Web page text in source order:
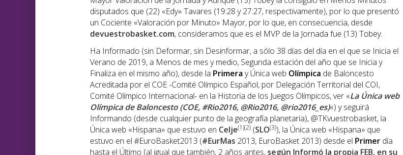
disputados que (22) «Edy» Tavares (19:28 y 27:27, respectivamente), por lo que presentó
un Cociente «Valoración por Minuto» Mayor, por lo que, en consecuencia, desde
devuestrobasket.com, consideramos que es el MVP de la Jornada fue (13) Tobey.
Ha Informado (sin Deformar, sin Desinformar, a sólo 38 días del día en el que se Inicia el
Verano de 2019, a Menos de mes y medio, Segunda estación del año que se Inicia y
Finaliza en el mismo año), desde la Primera y Única web Olímpica de Baloncesto
Acreditada por el COE -Comité Olímpico Español, por Delegación Territorial del COI,
Comité Olímpico Internacional- en la Historia de los Juegos Olímpicos, ver «La Única web
Olímpica de Baloncesto (COE, #Rio2016, @Rio2016, @rio2016_es)«) y seguirá
Informando (desde cualquier punto de la geografía planetaria), @TKvuestrobasket, la
Única web «Hispana» que estuvo en Celje(1)(2) (SLO(3)), la Única web «Hispana» que
estuvo en el #EuroBasket2013 (#EurMas 2013, EuroBasket 2013) desde el Primer día
hasta el Último (al igual que también, 2 años antes, según Informó la propia FEB, en su